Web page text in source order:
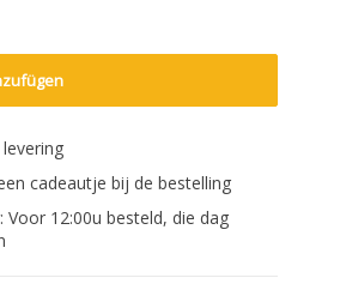
levering
cadeautje bij de bestelling
Voor 12:00u besteld, die dag